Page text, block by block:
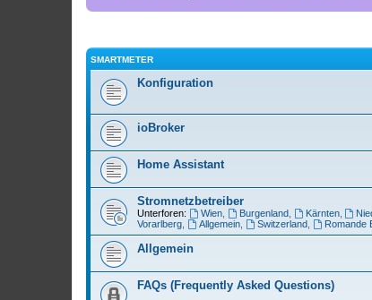
SMARTMETER
Konfiguration
ioBroker
Home Assistant
Stromnetzbetreiber
Unterforen: Wien, Burgenland, Kärnten,
Vorarlberg
Allgemein, Switzerland, Romande
Allgemein
FAQs (Frequently Asked Questions)